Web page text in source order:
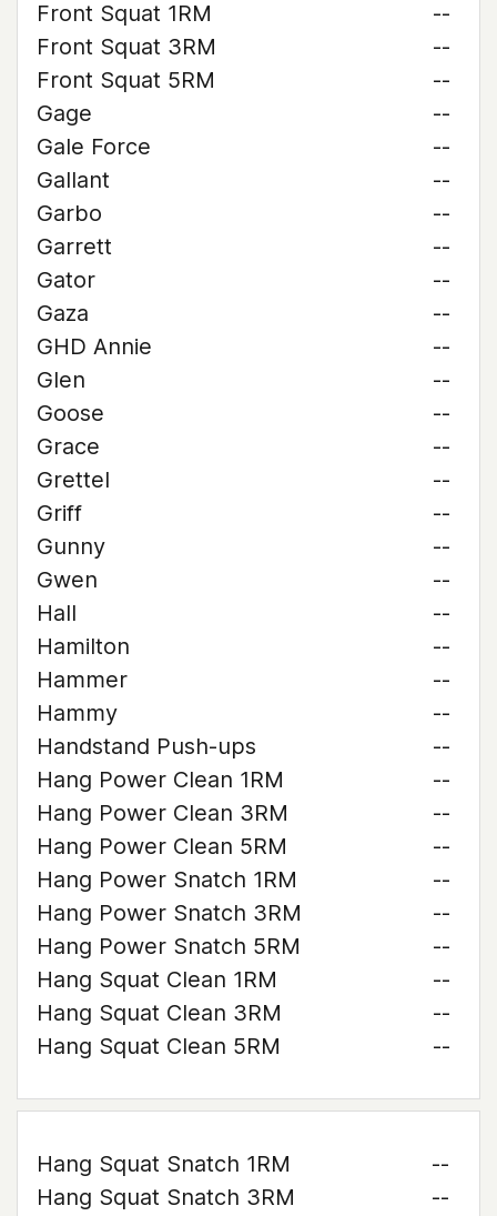
Front Squat 1RM
--
Front Squat 3RM
--
Front Squat 5RM
--
Gage
--
Gale Force
--
Gallant
--
Garbo
--
Garrett
--
Gator
--
Gaza
--
GHD Annie
--
Glen
--
Goose
--
Grace
--
Grettel
--
Griff
--
Gunny
--
Gwen
--
Hall
--
Hamilton
--
Hammer
--
Hammy
--
Handstand Push-ups
--
Hang Power Clean 1RM
--
Hang Power Clean 3RM
--
Hang Power Clean 5RM
--
Hang Power Snatch 1RM
--
Hang Power Snatch 3RM
--
Hang Power Snatch 5RM
--
Hang Squat Clean 1RM
--
Hang Squat Clean 3RM
--
Hang Squat Clean 5RM
--
Hang Squat Snatch 1RM
--
Hang Squat Snatch 3RM
--